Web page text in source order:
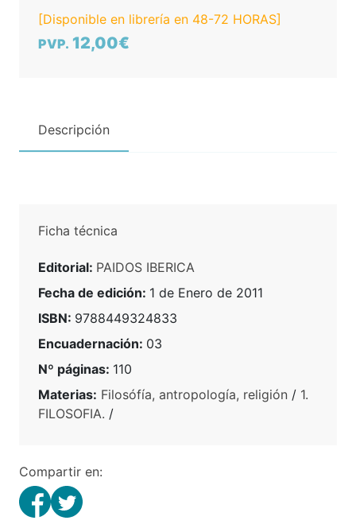
[Disponible en librería en 48-72 HORAS]
PVP. 12,00€
Descripción
Ficha técnica
Editorial: PAIDOS IBERICA
Fecha de edición: 1 de Enero de 2011
ISBN: 9788449324833
Encuadernación: 03
Nº páginas: 110
Materias: Filosófía, antropología, religión / 1.
FILOSOFIA. /
Compartir en: